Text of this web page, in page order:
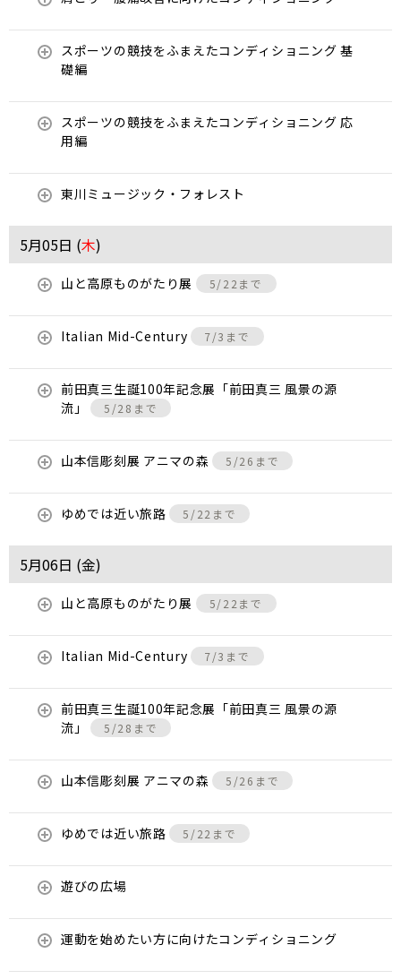
スポーツの競技をふまえたコンディショニング 基
礎編
スポーツの競技をふまえたコンディショニング 応
用編
東川ミュージック・フォレスト
5月05日 (木)
山と高原ものがたり展 5/22まで
Italian Mid-Century 7/3まで
前田真三生誕100年記念展「前田真三 風景の源
流」
5/28まで
山本信彫刻展 アニマの森 5/26まで
ゆめでは近い旅路 5/22まで
5月06日 (金)
山と高原ものがたり展 5/22まで
Italian Mid-Century 7/3まで
前田真三生誕100年記念展「前田真三 風景の源
流」
5/28まで
山本信彫刻展 アニマの森 5/26まで
ゆめでは近い旅路 5/22まで
遊びの広場
運動を始めたい方に向けたコンディショニング